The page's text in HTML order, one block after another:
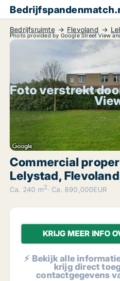
Bedrijfsruimte Flevoland
Photo provided by Google Street View
Foto verstrekt
Commercial
Lelystad,
Ca. 240 m2 Ca. 890,000EUR
KRIJG MEER INFO
⚡ Bekijk alle
krijg direct
contactgegevens